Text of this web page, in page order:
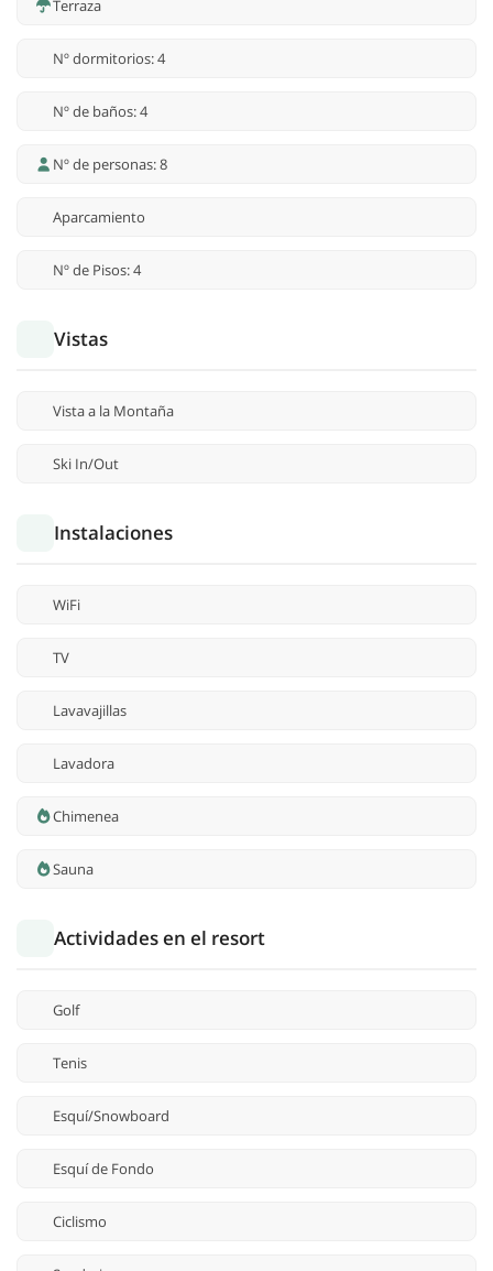
Terraza
Nº dormitorios: 4
Nº de baños: 4
Nº de personas: 8
Aparcamiento
Nº de Pisos: 4
Vistas
Vista a la Montaña
Ski In/Out
Instalaciones
WiFi
TV
Lavavajillas
Lavadora
Chimenea
Sauna
Actividades en el resort
Golf
Tenis
Esquí/Snowboard
Esquí de Fondo
Ciclismo